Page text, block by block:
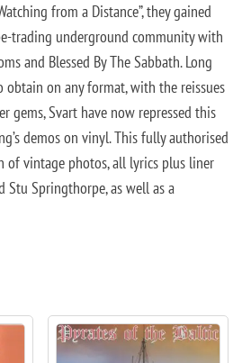
from a Distance”, they gained
trading underground community with
and Blessed By The Sabbath. Long
on any format, with the reissues
gems, Svart have now repressed this
demos on vinyl. This fully authorised
of vintage photos, all lyrics plus liner
Stu Springthorpe, as well as a